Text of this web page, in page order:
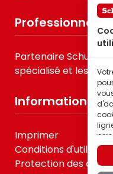
Professionnels
Partenaire
spécialisé et les
Informations
Imprimer
Conditions
Protection des
tout